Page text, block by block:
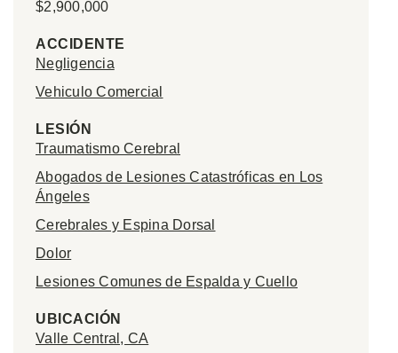
$2,900,000
ACCIDENTE
Negligencia
Vehiculo Comercial
LESIÓN
Traumatismo Cerebral
Abogados de Lesiones Catastróficas en Los
Ángeles
Cerebrales y Espina Dorsal
Dolor
Lesiones Comunes de Espalda y Cuello
UBICACIÓN
Valle Central, CA